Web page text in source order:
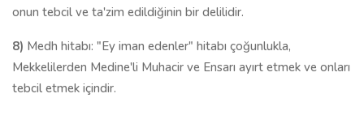
onun tebcil ve ta'zim edildiğinin bir delilidir.
8) Medh hitabı: "Ey iman edenler" hitabı çoğunlukla,
Mekkelilerden Medine'li Muhacir ve Ensarı ayırt etmek ve onları
tebcil etmek içindir.